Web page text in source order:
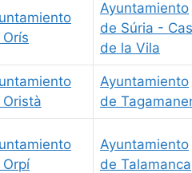
Ayuntamiento
de Súria -
de la Vila
Oristà
Ayuntamiento
de
Ayuntamiento
de Talamanca